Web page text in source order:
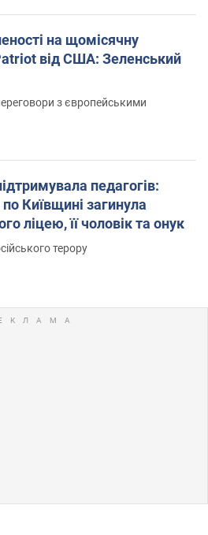
на щомісячну
від США: Зеленський
з європейськими
педагогів:
Київщині загинула
ліцею, її чоловік та онук
терору